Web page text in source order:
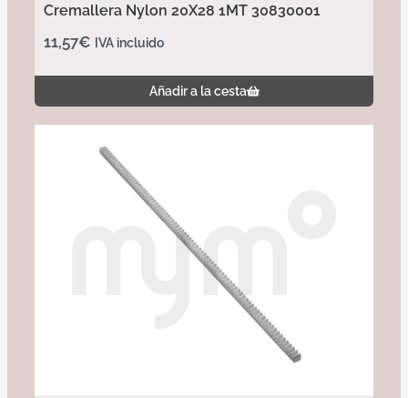
Cremallera Nylon 20X28 1MT 30830001
11,57€ IVA incluido
Añadir a la cesta